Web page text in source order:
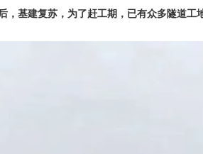
，基建复苏，为了赶工期，已有众多隧道工